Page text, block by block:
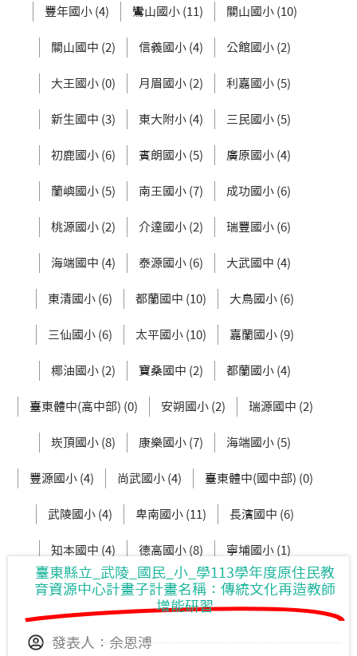
豐年國小 (4) 鸞山國小 (11) 關山國小 (10)
關山國中 (2) 信義國小 (4) 公館國小 (2)
大王國小 (0) 月眉國小 (2) 利嘉國小 (5)
新生國中 (3) 東大附小 (4) 三民國小 (5)
初鹿國小 (6) 賓朗國小 (5) 廣原國小 (4)
蘭嶼國小 (5) 南王國小 (7) 成功國小 (6)
桃源國小 (2) 介達國小 (2) 瑞豐國小 (6)
海端國中 (4) 泰源國小 (6) 大武國中 (4)
東清國小 (6) 都蘭國中 (10) 大鳥國小 (6)
三仙國小 (6) 太平國小 (10) 嘉蘭國小 (9)
椰油國小 (2) 寶桑國中 (2) 都蘭國小 (4)
臺東體中(高中部) (0) 安朔國小 (2) 瑞源國中 (2)
崁頂國小 (8) 康樂國小 (7) 海端國小 (5)
豐源國小 (4) 尚武國小 (4) 臺東體中(國中部) (0)
武陵國小 (4) 卑南國小 (11) 長濱國中 (6)
知本國中 (4) 德高國小 (8) 寧埔國小 (1)
土坂國小 (2) 蘭嶼中學(高中部) (0)
臺東縣立_武陵_國民_小_學113學年度原住民教
育資源中心計畫子計畫名稱：傳統文化再造教師
增能研習
發表人：余恩溥